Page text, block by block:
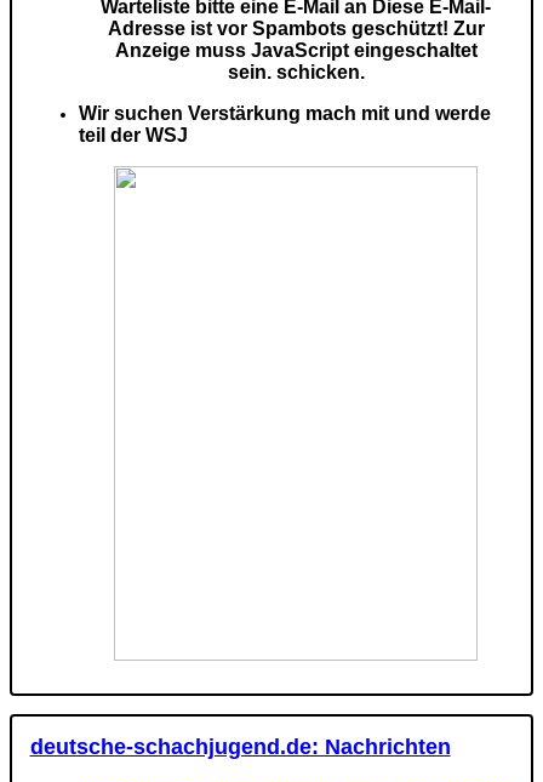
Warteliste bitte eine E-Mail an Diese E-Mail-
Adresse ist vor Spambots geschützt! Zur
Anzeige muss JavaScript eingeschaltet
sein.schicken.
Wir suchen Verstärkung mach mit und werde
teil der WSJ
deutsche-schachjugend.de: Nachrichten